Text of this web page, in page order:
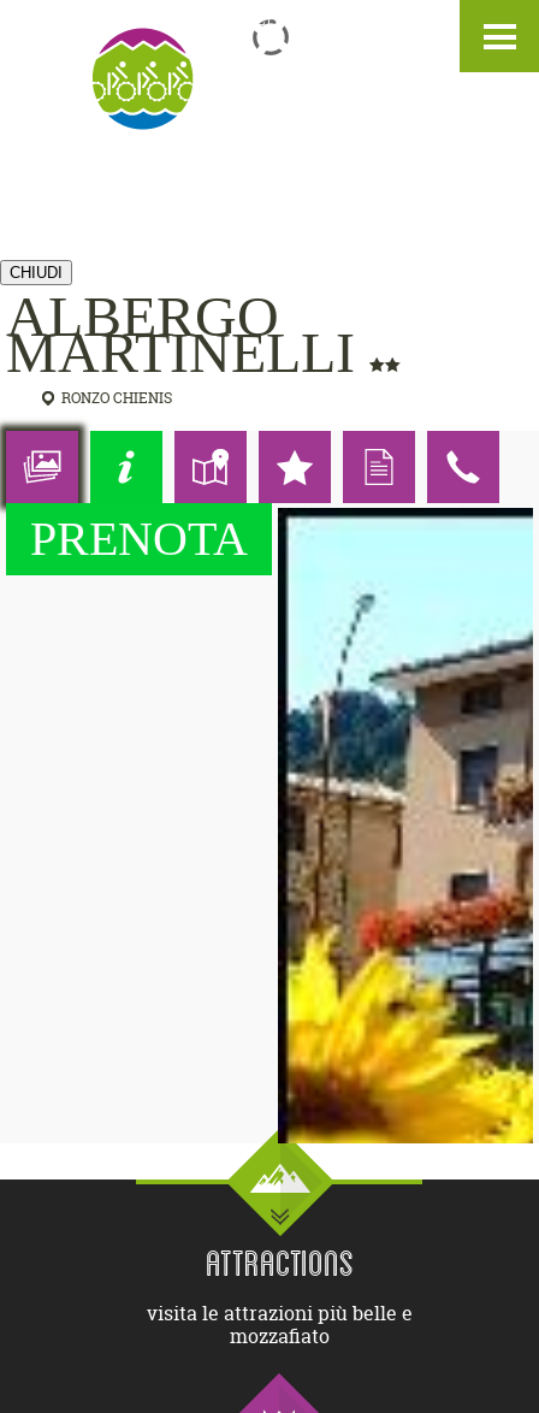
EN
CHIUDI
ALBERGO
MARTINELLI
RONZO CHIENIS
PRENOTA
ATTRACTIONS
visita le attrazioni più belle e
mozzafiato